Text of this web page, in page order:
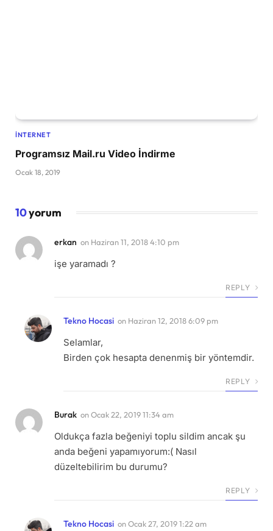
İNTERNET
Programsız Mail.ru Video İndirme
Ocak 18, 2019
10yorum
erkan on Haziran 11, 2018 4:10 pm
işe yaramadı ?
REPLY
Tekno Hocasi on Haziran 12, 2018 6:09 pm
Selamlar,
Birden çok hesapta denenmiş bir yöntemdir.
REPLY
Burak onOcak 22, 2019 11:34 am
Oldukça fazla beğeniyi toplu sildim ancak şu
anda beğeni yapamıyorum:( Nasıl
düzeltebilirim bu durumu?
REPLY
Tekno Hocasi onOcak 27, 2019 1:22 am